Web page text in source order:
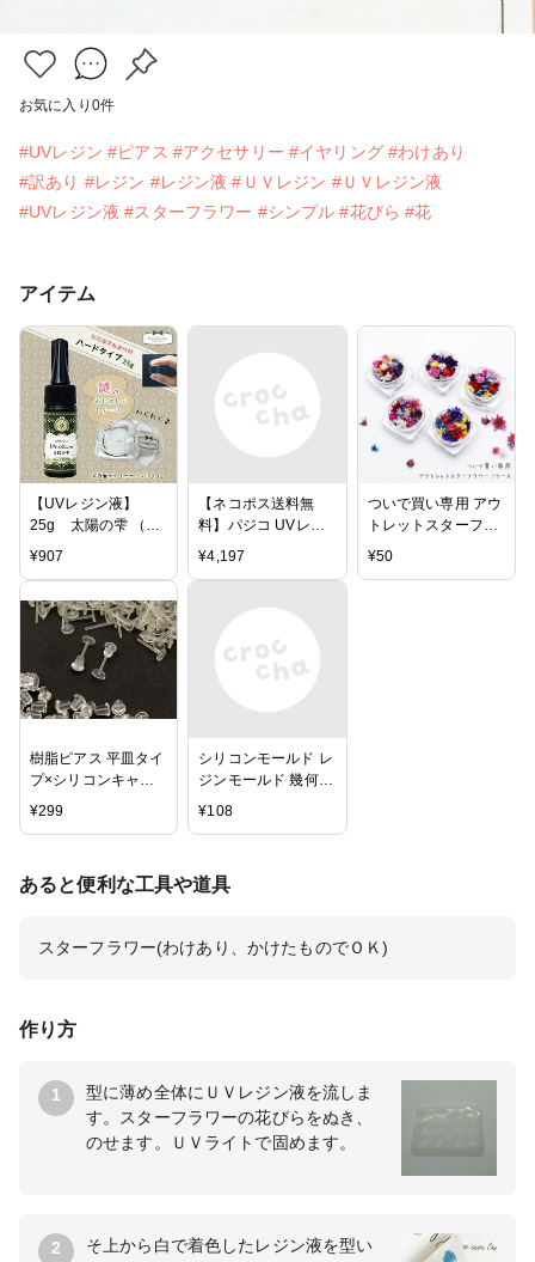
お気に入り 0件
#UVレジン #ピアス #アクセサリー #イヤリング #わけあり
#訳あり #レジン #レジン液 #ＵＶレジン #ＵＶレジン液
#UVレジン液 #スターフラワー #シンプル #花びら #花
アイテム
【UVレジン液】
25g 太陽の雫 （ハ
ードタイプ） 謎の
ア》 ［紫外線硬化
樹脂,uvレジン,ハー
ドタイプ,パジ
コ,PADICO,国内メー
カー］
¥907
【ネコポス送料無
料】パジコ UVレジ
ン着色剤 宝石の雫
12色セット ラメ キ
UVレジン ネオンカ
ラー 偏光パール
¥4,197
ついで買い専用 アウ
トレットスターフラ
ワー 1ケース
¥50
樹脂ピアス 平皿タイ
プ×シリコンキャッ
チセット 20個 (10ペ
¥299
シリコンモールド レ
ジンモールド 幾何学
丸＆四角＆三角＆菱
¥108
作り方
1
型に薄め全体にＵＶレジン液を流しま
す。スターフラワーの花びらをぬき、
のせます。ＵＶライトで固めます。
2
そ上から白で着色したレジン液を型い
あると便利な工具や道具
スターフラワー(わけあり、かけたものでＯＫ)